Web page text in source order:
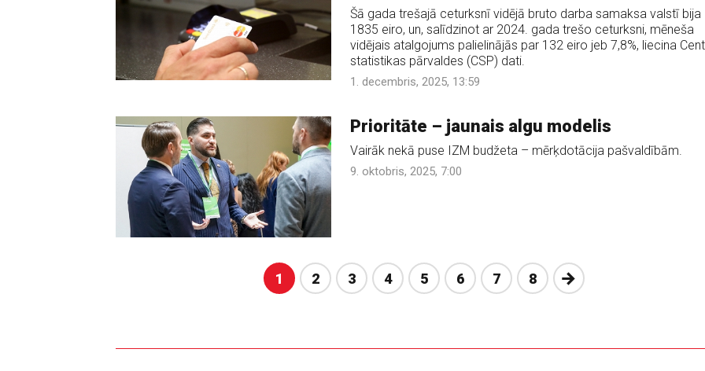
Šā gada trešajā ceturksnī vidējā bruto darba samaksa valstī bija
1835 eiro, un, salīdzinot ar 2024. gada trešo ceturksni, mēneša
vidējais atalgojums palielinājās par 132 eiro jeb 7,8%, liecina
statistikas pārvaldes (CSP) dati.
1. decembris, 2025, 13:59
Prioritāte – jaunais algu modelis
Vairāk nekā puse IZM budžeta – mērķdotācija pašvaldībām.
9. oktobris, 2025, 7:00
1 2 3 4 5 6 7 8 Nākošā